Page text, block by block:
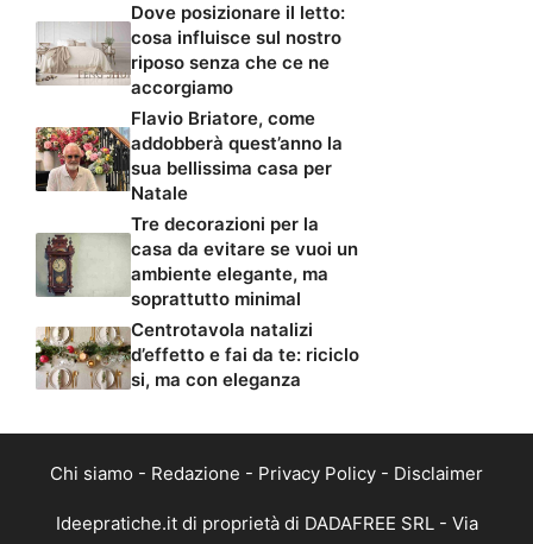
Dove posizionare il letto:
cosa influisce sul nostro
riposo senza che ce ne
accorgiamo
Flavio Briatore, come
addobberà quest’anno la
sua bellissima casa per
Natale
Tre decorazioni per la
casa da evitare se vuoi un
ambiente elegante, ma
soprattutto minimal
Centrotavola natalizi
d’effetto e fai da te: riciclo
si, ma con eleganza
Chi siamo - Redazione - Privacy Policy - Disclaimer
Ideepratiche.it di proprietà di DADAFREE SRL - Via